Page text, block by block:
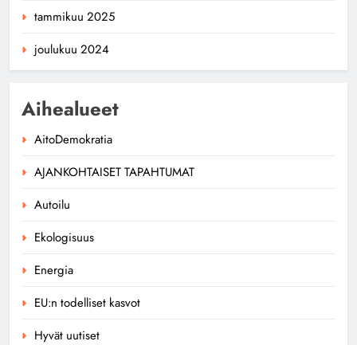
tammikuu 2025
joulukuu 2024
Aihealueet
AitoDemokratia
AJANKOHTAISET TAPAHTUMAT
Autoilu
Ekologisuus
Energia
EU:n todelliset kasvot
Hyvät uutiset